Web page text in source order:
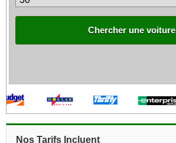
Chercher une voiture
Nos Tarifs Incluent